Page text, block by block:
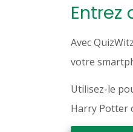
Entrez
Avec
votre
Utilisez-le
Harry Potter